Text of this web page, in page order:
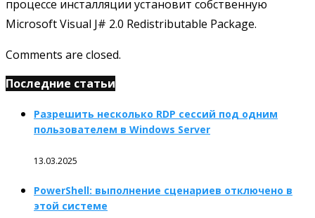
процессе инсталляции установит собственную
Microsoft Visual J# 2.0 Redistributable Package.
Comments are closed.
Последние статьи
Разрешить несколько RDP сессий под одним
пользователем в Windows Server
13.03.2025
PowerShell: выполнение сценариев отключено в
этой системе